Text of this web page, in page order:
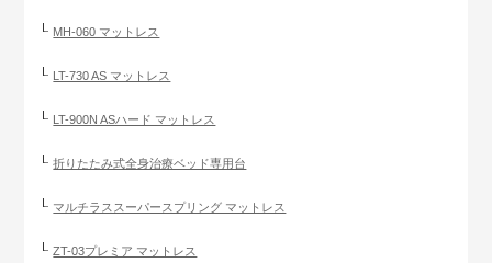
MH-060 マットレス
LT-730 AS マットレス
LT-900N ASハード マットレス
折りたたみ式全身治療ベッド専用台
マルチラススーパースプリング マットレス
ZT-03プレミア マットレス